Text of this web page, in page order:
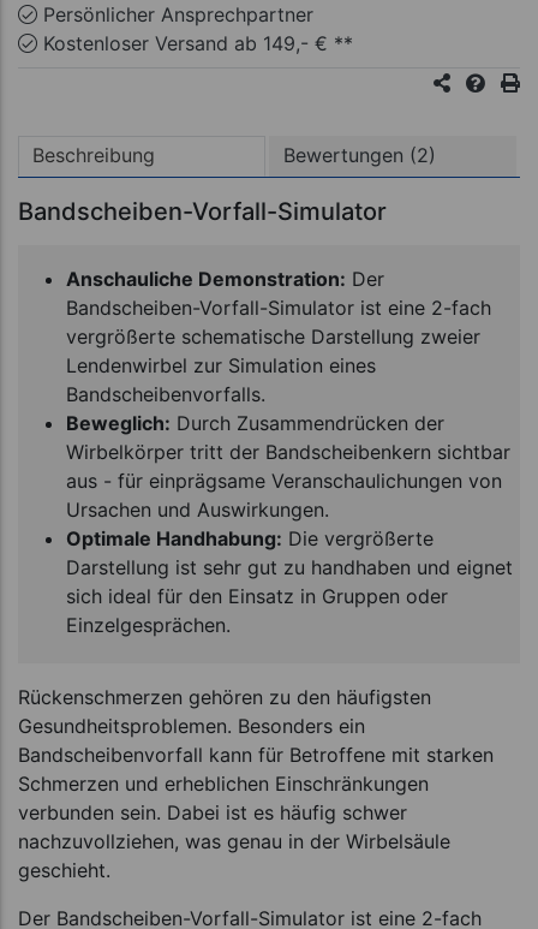
Persönlicher Ansprechpartner
Kostenloser Versand ab 149,- € **
Beschreibung Bewertungen (2)
Bandscheiben-Vorfall-Simulator
Anschauliche Demonstration: Der
Bandscheiben-Vorfall-Simulator ist eine 2-fach
vergrößerte schematische Darstellung zweier
Lendenwirbel zur Simulation eines
Bandscheibenvorfalls.
Beweglich: Durch Zusammendrücken der
Wirbelkörper tritt der Bandscheibenkern sichtbar
aus - für einprägsame Veranschaulichungen von
Ursachen und Auswirkungen.
Optimale Handhabung: Die vergrößerte
Darstellung ist sehr gut zu handhaben und eignet
sich ideal für den Einsatz in Gruppen oder
Einzelgesprächen.
Rückenschmerzen gehören zu den häufigsten
Gesundheitsproblemen. Besonders ein
Bandscheibenvorfall kann für Betroffene mit starken
Schmerzen und erheblichen Einschränkungen
verbunden sein. Dabei ist es häufig schwer
nachzuvollziehen, was genau in der Wirbelsäule
geschieht.
Der Bandscheiben-Vorfall-Simulator ist eine 2-fach